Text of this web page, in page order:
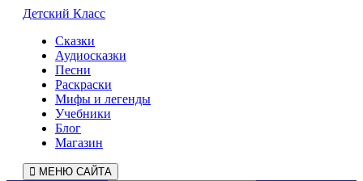
Детский Класс
Сказки
Аудиосказки
Песни
Раскраски
Мифы и легенды
Учебники
Блог
Магазин
МЕНЮ САЙТА